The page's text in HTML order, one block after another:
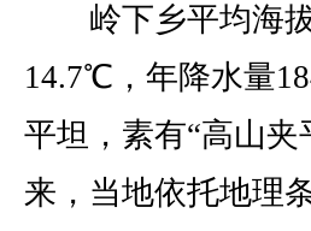
岭下乡平均海拔
14.7℃，年降水量
平坦，素有“高山
来，当地依托地理